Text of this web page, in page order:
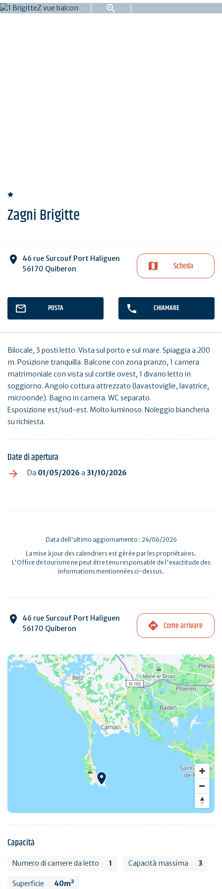
Zagni Brigitte
46 rue Surcouf Port Haliguen
56170 Quiberon
Scheda
POSTA CHIAMARE
Bilocale, 3 posti letto. Vista sul porto e sul mare. Spiaggia a 200
m. Posizione tranquilla. Balcone con zona pranzo, 1 camera
matrimoniale con vista sul cortile ovest, 1 divano letto in
soggiorno. Angolo cottura attrezzato (lavastoviglie, lavatrice,
microonde). Bagno in camera. WC separato.
Esposizione est/sud-est. Molto luminoso. Noleggio biancheria
su richiesta.
Date di apertura
Da 01/05/2026 a 31/10/2026
Data dell'ultimo aggiornamento : 24/06/2026
La mise à jour des calendriers est gérée par les propriétaires.
L'Office de tourisme ne peut être tenu responsable de l'exactitude des
informations mentionnées ci-dessus.
46 rue Surcouf Port Haliguen
56170 Quiberon
Come arrivare
Capacità
Numero di camere da letto 1 Capacità massima 3
Superficie 40m²